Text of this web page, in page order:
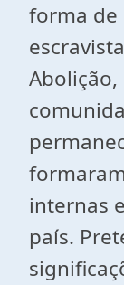
forma de
internas
país.